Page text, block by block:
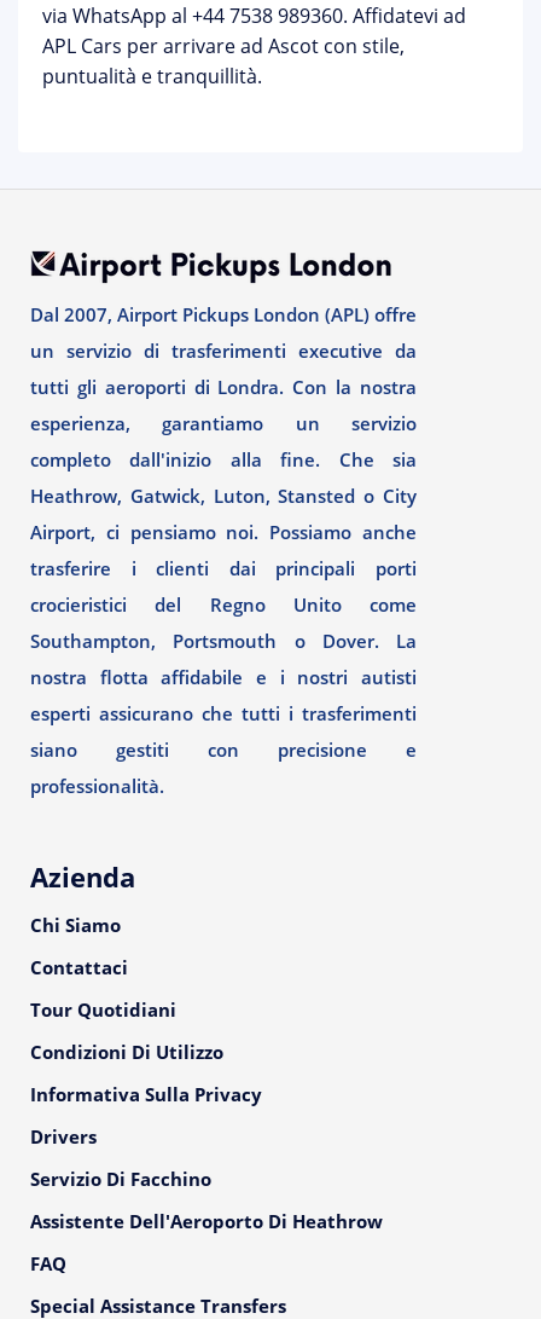
via WhatsApp al +44 7538 989360. Affidatevi ad
APL Cars per arrivare ad Ascot con stile,
puntualità e tranquillità.
Dal 2007, Airport Pickups London (APL) offre
un servizio di trasferimenti executive da
tutti gli aeroporti di Londra. Con la nostra
esperienza, garantiamo un servizio
completo dall'inizio alla fine. Che sia
Heathrow, Gatwick, Luton, Stansted o City
Airport, ci pensiamo noi. Possiamo anche
trasferire i clienti dai principali porti
crocieristici del Regno Unito come
Southampton, Portsmouth o Dover. La
nostra flotta affidabile e i nostri autisti
esperti assicurano che tutti i trasferimenti
siano gestiti con precisione e
professionalità.
Azienda
Chi Siamo
Contattaci
Tour Quotidiani
Condizioni Di Utilizzo
Informativa Sulla Privacy
Drivers
Servizio Di Facchino
Assistente Dell'Aeroporto Di Heathrow
FAQ
Special Assistance Transfers